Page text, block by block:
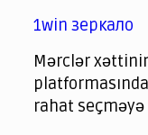
1win зеркало
Mərclər
rahat